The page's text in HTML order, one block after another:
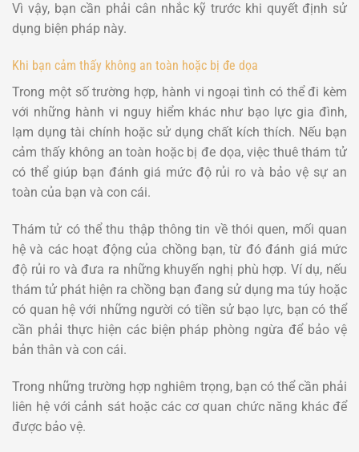
Vì vậy, bạn cần phải cân nhắc kỹ trước khi quyết định sử
dụng biện pháp này.
Khi bạn cảm thấy không an toàn hoặc bị đe dọa
Trong một số trường hợp, hành vi ngoại tình có thể đi kèm
với những hành vi nguy hiểm khác như bạo lực gia đình,
lạm dụng tài chính hoặc sử dụng chất kích thích. Nếu bạn
cảm thấy không an toàn hoặc bị đe dọa, việc thuê thám tử
có thể giúp bạn đánh giá mức độ rủi ro và bảo vệ sự an
toàn của bạn và con cái.
Thám tử có thể thu thập thông tin về thói quen, mối quan
hệ và các hoạt động của chồng bạn, từ đó đánh giá mức
độ rủi ro và đưa ra những khuyến nghị phù hợp. Ví dụ, nếu
thám tử phát hiện ra chồng bạn đang sử dụng ma túy hoặc
có quan hệ với những người có tiền sử bạo lực, bạn có thể
cần phải thực hiện các biện pháp phòng ngừa để bảo vệ
bản thân và con cái.
Trong những trường hợp nghiêm trọng, bạn có thể cần phải
liên hệ với cảnh sát hoặc các cơ quan chức năng khác để
được bảo vệ.